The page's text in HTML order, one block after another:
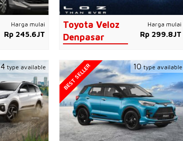
Harga mulai
Rp 245.6JT
Toyota Veloz
Denpasar
Harga mulai
Rp 299.8JT
4 type available BEST SELLER 10type available